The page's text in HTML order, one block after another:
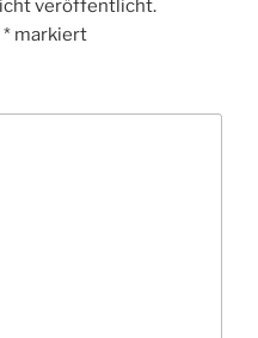
veröffentlicht.
* markiert